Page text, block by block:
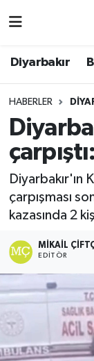
Diyarbakır
HABERLER
Diyarbakır'ın
çarpışması
kazasında 2
MIKAIL
EDITÖR
Bölge
Röportaj
Foto
Yazarlar
Aile
Asayiş
Bilim &
Bölge
Ekonomi
Genel
Süper Lig
Haber